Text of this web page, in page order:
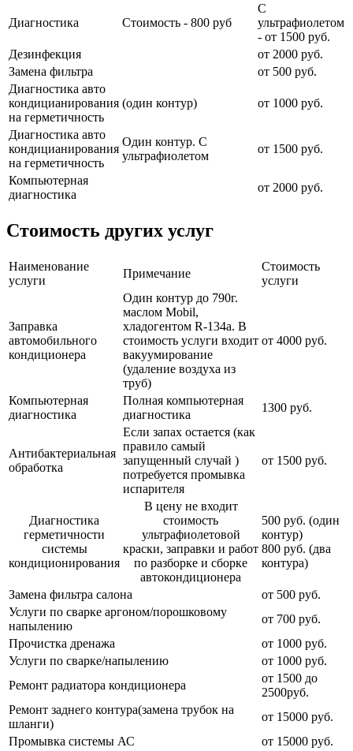
Диагностика Стоимость - 800 руб
С
ультрафиолетом
- от 1500 руб.
Дезинфекция
от 2000 руб.
Замена фильтра
от 500 руб.
Диагностика авто
кондицианирования
на герметичность
(один контур) от 1000 руб.
Диагностика авто
кондицианирования
на герметичность
Один контур. С
ультрафиолетом
от 1500 руб.
Компьютерная
диагностика
от 2000 руб.
Стоимость других услуг
Наименование
услуги
Примечание
Стоимость
услуги
Заправка
автомобильного
кондиционера
Один контур до 790г.
маслом Mobil,
хладогентом R-134a. В
стоимость услуги входит
вакуумирование
(удаление воздуха из
труб)
от 4000 руб.
Компьютерная
диагностика
Полная компьютерная
диагностика
1300 руб.
Антибактериальная
обработка
Если запах остается (как
правило самый
запущенный случай )
потребуется промывка
испарителя
от 1500 руб.
Диагностика
герметичности
системы
кондиционирования
В цену не входит
стоимость
ультрафиолетовой
краски, заправки и работ
по разборке и сборке
автокондиционера
500 руб. (один
контур)
800 руб. (два
контура)
Замена фильтра салона
от 500 руб.
Услуги по сварке аргоном/порошковому
напылению
от 700 руб.
Прочистка дренажа
от 1000 руб.
Услуги по сварке/напылению
от 1000 руб.
Ремонт радиатора кондиционера
от 1500 до
2500руб.
Ремонт заднего контура(замена трубок на
шланги)
от 15000 руб.
Промывка системы АС
от 15000 руб.